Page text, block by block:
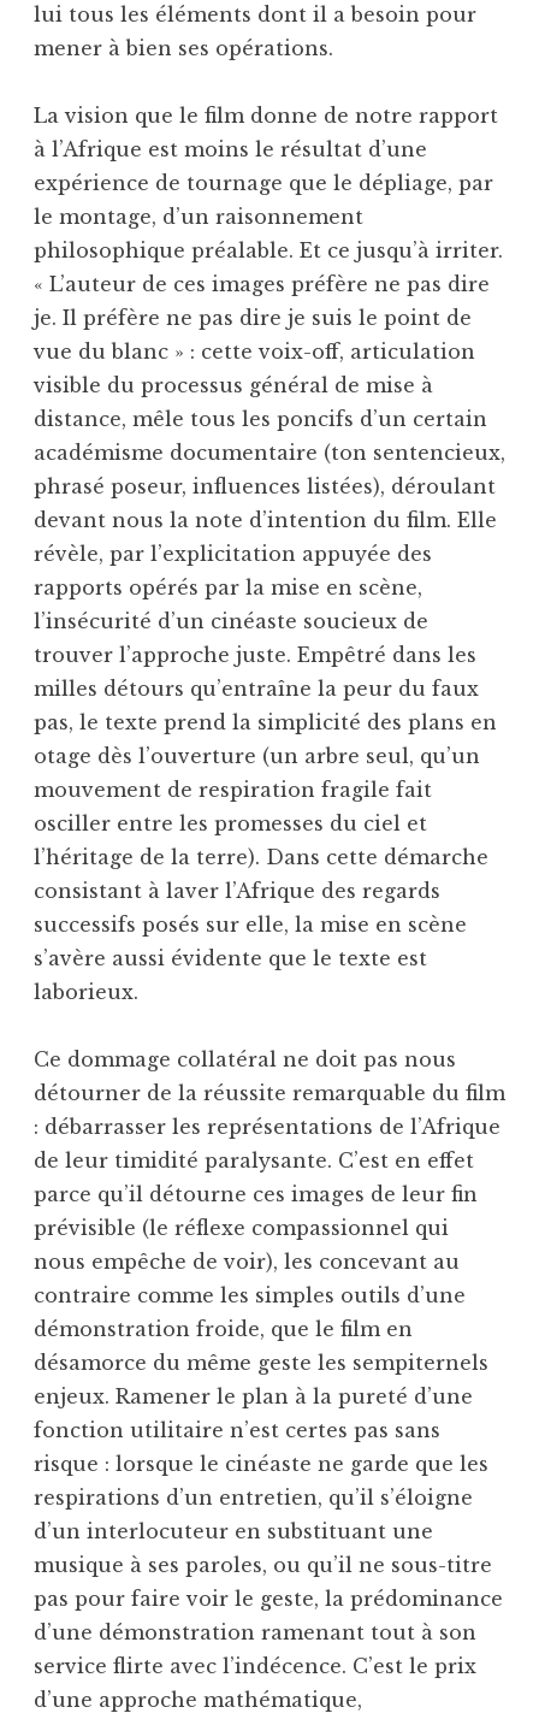
lui tous les éléments dont il a besoin pour
mener à bien ses opérations.
La vision que le film donne de notre rapport
à l’Afrique est moins le résultat d’une
expérience de tournage que le dépliage, par
le montage, d’un raisonnement
philosophique préalable. Et ce jusqu’à irriter.
« L’auteur de ces images préfère ne pas dire
je. Il préfère ne pas dire je suis le point de
vue du blanc » : cette voix-off, articulation
visible du processus général de mise à
distance, mêle tous les poncifs d’un certain
académisme documentaire (ton sentencieux,
phrasé poseur, influences listées), déroulant
devant nous la note d’intention du film. Elle
révèle, par l’explicitation appuyée des
rapports opérés par la mise en scène,
l’insécurité d’un cinéaste soucieux de
trouver l’approche juste. Empêtré dans les
milles détours qu’entraîne la peur du faux
pas, le texte prend la simplicité des plans en
otage dès l’ouverture (un arbre seul, qu’un
mouvement de respiration fragile fait
osciller entre les promesses du ciel et
l’héritage de la terre). Dans cette démarche
consistant à laver l’Afrique des regards
successifs posés sur elle, la mise en scène
s’avère aussi évidente que le texte est
laborieux.
Ce dommage collatéral ne doit pas nous
détourner de la réussite remarquable du film
: débarrasser les représentations de l’Afrique
de leur timidité paralysante. C’est en effet
parce qu’il détourne ces images de leur fin
prévisible (le réflexe compassionnel qui
nous empêche de voir), les concevant au
contraire comme les simples outils d’une
démonstration froide, que le film en
désamorce du même geste les sempiternels
enjeux. Ramener le plan à la pureté d’une
fonction utilitaire n’est certes pas sans
risque : lorsque le cinéaste ne garde que les
respirations d’un entretien, qu’il s’éloigne
d’un interlocuteur en substituant une
musique à ses paroles, ou qu’il ne sous-titre
pas pour faire voir le geste, la prédominance
d’une démonstration ramenant tout à son
service flirte avec l’indécence. C’est le prix
d’une approche mathématique,